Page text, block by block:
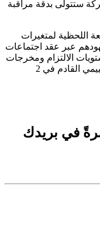
ستتولى بدقة مراقبة
اللحظية لمتغيرات
عبر عقد اجتماعات
الالتزام ومخرجات
خطط التعويض، على أن يُعقد الاجتماع التقييمي القادم في 2
في بريدك